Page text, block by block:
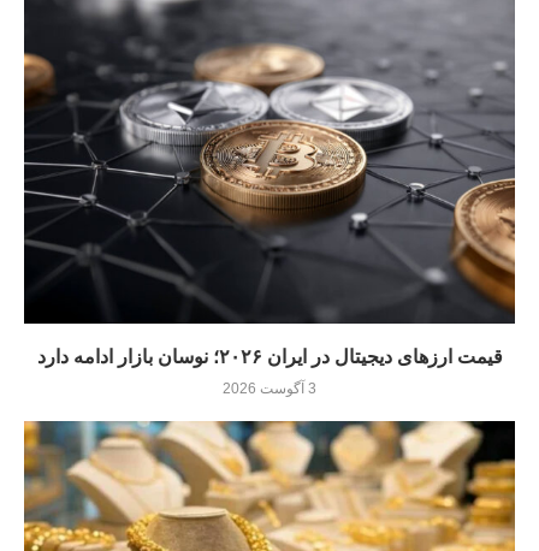
قیمت ارزهای دیجیتال در ایران ۲۰۲۶؛ نوسان بازار ادامه دارد
3 آگوست 2026